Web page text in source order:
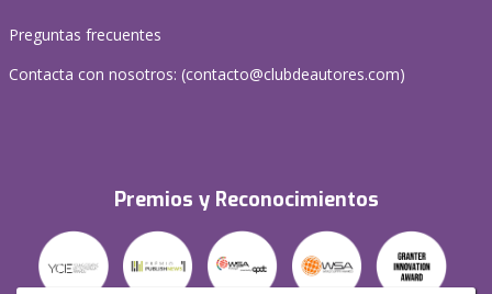
Preguntas frecuentes
Contacta con nosotros: (contacto@clubdeautores.com)
Premios y Reconocimientos